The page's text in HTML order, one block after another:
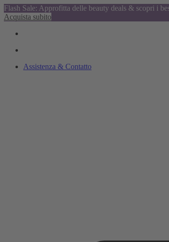
Flash Sale: Approfitta delle beauty deals & scopri i
Acquista subito
Assistenza & Contatto